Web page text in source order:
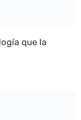
que la